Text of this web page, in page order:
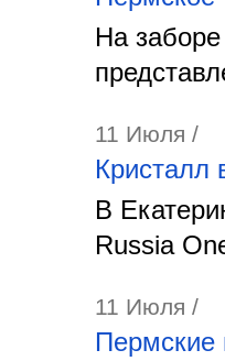
На
11 Июля /
Кристалл
В
Russia
11 Июля /
Пермские